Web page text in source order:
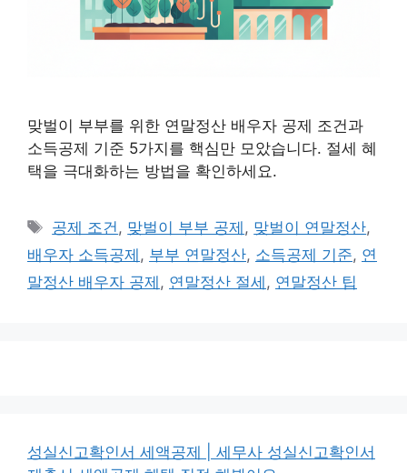
맞벌이 부부를 위한 연말정산 배우자 공제 조건과
소득공제 기준 5가지를 핵심만 모았습니다. 절세 혜
택을 극대화하는 방법을 확인하세요.
태
그
공제 조건 , 맞벌이 부부 공제 , 맞벌이 연말정산,
배우자 소득공제 , 부부 연말정산, 소득공제 기준, 연
말정산 배우자 공제 , 연말정산 절세 , 연말정산 팁
성실신고확인서 세액공제 | 세무사 성실신고확인서